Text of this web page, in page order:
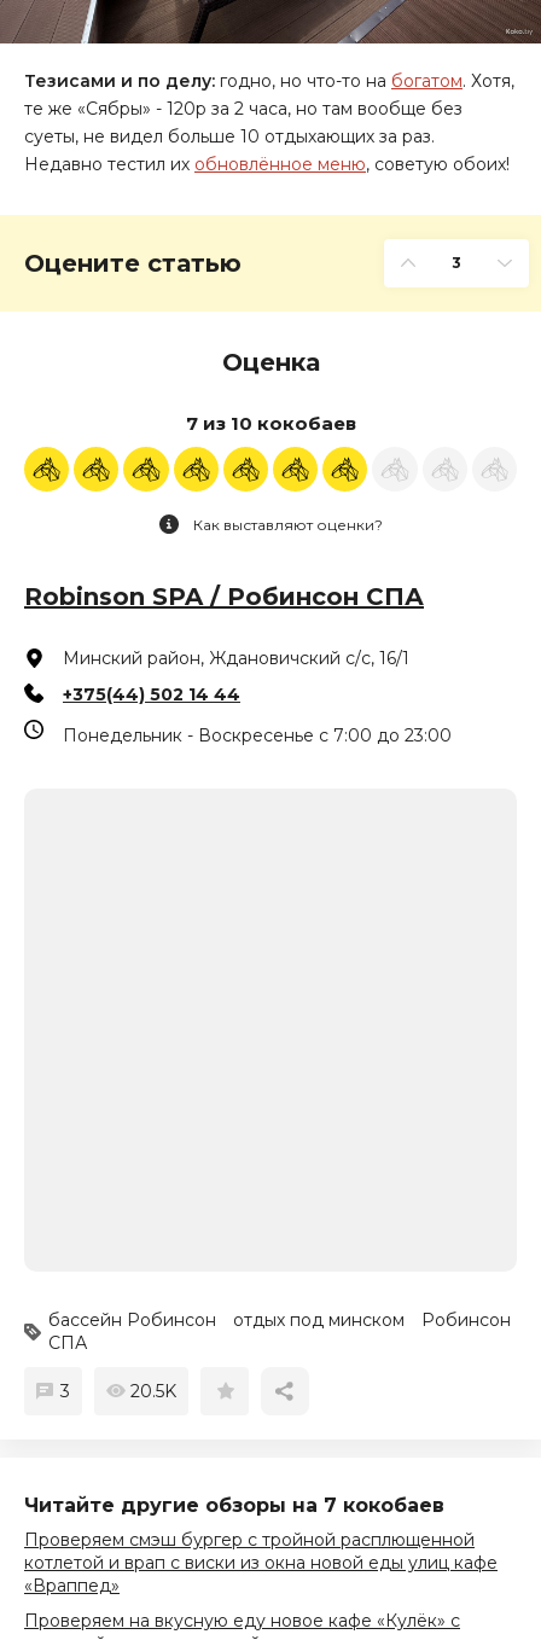
Тезисами и по делу: годно, но что-то на богатом. Хотя,
те же «Сябры» - 120р за 2 часа, но там вообще без
суеты, не видел больше 10 отдыхающих за раз.
Недавно тестил их обновлённое меню, советую обоих!
Оцените статью 3
Оценка
7 из 10 кокобаев
Как выставляют оценки?
Robinson SPA / Робинсон СПА
Минский район, Ждановичский с/с, 16/1
+375(44) 502 14 44
Понедельник - Воскресенье с 7:00 до 23:00
бассейн Робинсон отдых под минском
Робинсон
СПА
3 20.5K
Читайте другие обзоры на 7 кокобаев
Проверяем смэш бургер с тройной расплющенной
котлетой и врап с виски из окна новой еды улиц кафе
«Враппед»
Проверяем на вкусную еду новое кафе «Кулёк» с